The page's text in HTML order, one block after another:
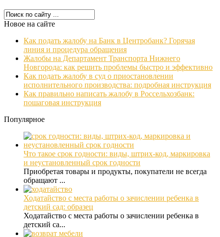
Новое на сайте
Как подать жалобу на Банк в Центробанк? Горячая
линия и процедура обращения
Жалобы на Департамент Транспорта Нижнего
Новгорода: как решить проблемы быстро и эффективно
Как подать жалобу в суд о приостановлении
исполнительного производства: подробная инструкция
Как правильно написать жалобу в Россельхозбанк:
пошаговая инструкция
Популярное
Что такое срок годности: виды, штрих-код, маркировка
и неустановленный срок годности
Приобретая товары и продукты, покупатели не всегда
обращают ...
Ходатайство с места работы о зачислении ребенка в
детский сад: образец
Ходатайство с места работы о зачислении ребенка в
детский са...